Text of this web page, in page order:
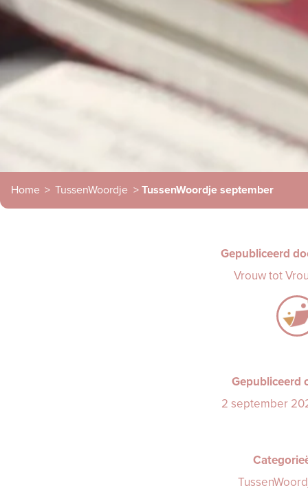
Home > TussenWoordje > TussenWoordje september
Gepubliceerd
Vrouw tot
Gepubliceerd
2 september